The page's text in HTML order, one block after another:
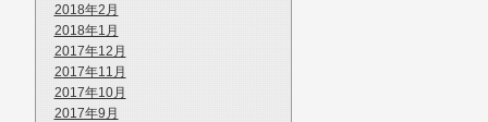
2018年2月
2018年1月
2017年12月
2017年11月
2017年10月
2017年9月